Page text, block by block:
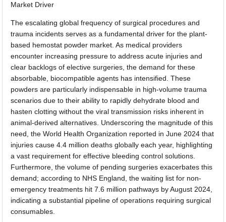
Market Driver
The escalating global frequency of surgical procedures and
trauma incidents serves as a fundamental driver for the plant-
based hemostat powder market. As medical providers
encounter increasing pressure to address acute injuries and
clear backlogs of elective surgeries, the demand for these
absorbable, biocompatible agents has intensified. These
powders are particularly indispensable in high-volume trauma
scenarios due to their ability to rapidly dehydrate blood and
hasten clotting without the viral transmission risks inherent in
animal-derived alternatives. Underscoring the magnitude of this
need, the World Health Organization reported in June 2024 that
injuries cause 4.4 million deaths globally each year, highlighting
a vast requirement for effective bleeding control solutions.
Furthermore, the volume of pending surgeries exacerbates this
demand; according to NHS England, the waiting list for non-
emergency treatments hit 7.6 million pathways by August 2024,
indicating a substantial pipeline of operations requiring surgical
consumables.